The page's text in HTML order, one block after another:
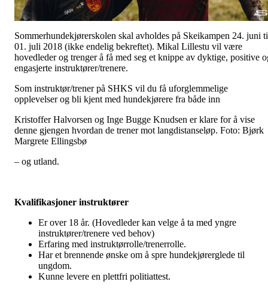
Sommerhundekjørerskolen skal avholdes på Skeikampen 24. juni
01. juli 2018 (ikke endelig bekreftet). Mikal Lillestu vil være
hovedleder og trenger å få med seg et knippe av dyktige, positive
engasjerte instruktører/trenere.
Som instruktør/trener på SHKS vil du få uforglemmelige
opplevelser og bli kjent med hundekjørere fra både inn
Kristoffer Halvorsen og Inge Bugge Knudsen er klare for å vise
denne gjengen hvordan de trener mot langdistanseløp. Foto: Bjørk
Margrete Ellingsbø
– og utland.
Kvalifikasjoner instruktører
Er over 18 år. (Hovedleder kan velge å ta med yngre
instruktører/trenere ved behov)
Erfaring med instruktørrolle/trenerrolle.
Har et brennende ønske om å spre hundekjørerglede til
ungdom.
Kunne levere en plettfri politiattest.